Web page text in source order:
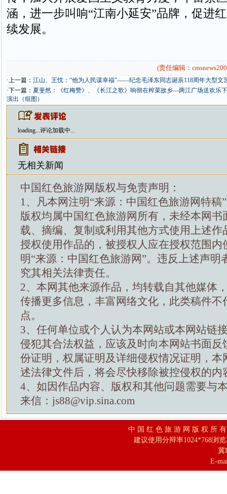
涵，进一步叫响“江南小延安”品牌，促进
续发展。
(责任编辑：
·上一篇： 江山、王忱：“他为人民谋幸福”——纪念毛泽东同志诞辰118周年大型文
·下一篇： 夏斐然：《红梅赞》、《长江之歌》响彻在榨菜故乡—两江广场送欢乐
演出（组图）
loading...评论加载中...
无相关新闻
中国红色旅游网版权与免责声明：
1、凡本网注明“来源：中国红色旅游网特稿
版权均属中国红色旅游网所有，未经本网书
载、摘编、复制或利用其他方式使用上述作
授权使用作品的，被授权人应在授权范围内
明“来源：中国红色旅游网”。违反上述声明
究其相关法律责任。
2、本网其他来源作品，均转载自其他媒体
传播更多信息，丰富网络文化，此类稿件不
点。
3、任何单位或个人认为本网站或本网站链
侵犯其合法权益，应该及时向本网站书面反
份证明，权属证明及详细侵权情况证明，本
述法律文件后，将会尽快移除被控侵权的内
4、如因作品内容、版权和其他问题需要与
来信：js88@vip.sina.com
中 国 红 色 旅 游 网 版 权 所
建议使用分辩率1024*768浏
冀
E-